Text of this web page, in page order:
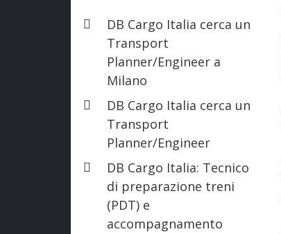
DB Cargo Italia cerca un
Transport
Planner/Engineer a
Milano
DB Cargo Italia cerca un
Transport
Planner/Engineer
DB Cargo Italia: Tecnico
di preparazione treni
(PDT) e
accompagnamento